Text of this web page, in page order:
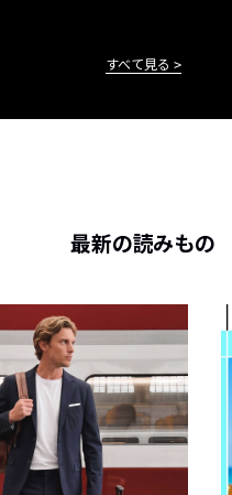
すべて見る
最新の読みもの